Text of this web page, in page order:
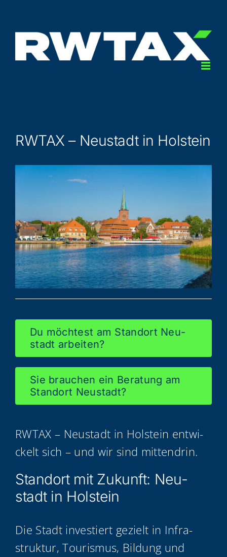
springen
RWTAX – Neu­stadt in Holstein
Du möch­test am Stand­ort Neu­
stadt arbeiten?
Sie brau­chen ein Bera­tung am
Stand­ort Neustadt?
RWTAX – Neu­stadt in Hol­stein ent­wi­
ckelt sich – und wir sind mittendrin.
Stand­ort mit Zukunft: Neu­
stadt in Holstein
Die Stadt inves­tiert gezielt in Infra­
struk­tur, Tou­ris­mus, Bil­dung und